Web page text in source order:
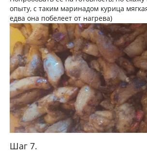
опыту, с таким маринадом курица
едва она побелеет от нагрева)
Шаг 7.